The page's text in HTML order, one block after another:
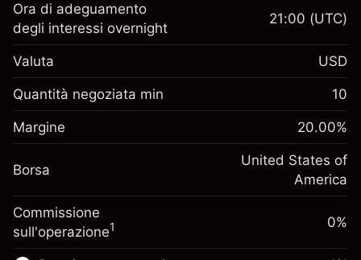
Margine. Il tuo
$1,000.00
Adeguamento
finanziamento overnight
Oneri per l'intero valore della
posizione
%
(-$1.08)
Dimensione dell'operazione a leva
Denaro da leva ~
Vai alla piattaforma
Margine. Il tuo
investimento
$1,000.00
Oneri per l'intero valore della
posizione
-0.000626
%
Dimensione dell'operazione a leva
~$5,000.00
Ora di adeguamento
degli interessi overnight
21:00 (UTC)
Valuta USD
Quantità negoziata min 10
Margine 20.00%
Borsa
United States of
America
Commissione
sull'operazione1 0%